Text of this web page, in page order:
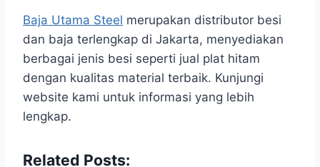
Baja Utama Steel merupakan distributor besi
dan baja terlengkap di Jakarta, menyediakan
berbagai jenis besi seperti jual plat hitam
dengan kualitas material terbaik. Kunjungi
website kami untuk informasi yang lebih
lengkap.
Related Posts: